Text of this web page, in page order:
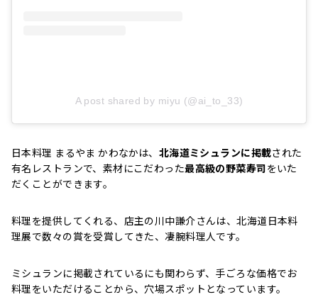
A post shared by miyu (@ai_to_33)
日本料理 まるやま かわなかは、 北海道ミシュランに掲載された
有名レストランで、素材にこだわった最高級の野菜寿司をいた
だくことができます。
料理を提供してくれる、店主の川中謙介さんは、北海道日本料
理展で数々の賞を受賞してきた、凄腕料理人です。
ミシュランに掲載されているにも関わらず、手ごろな価格でお
料理をいただけることから、穴場スポットとなっています。